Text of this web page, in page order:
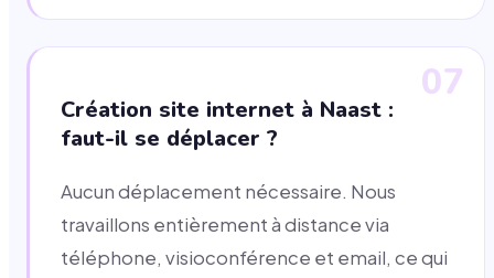
07
Création site internet à Naast :
faut-il se déplacer ?
Aucun déplacement nécessaire. Nous
travaillons entièrement à distance via
téléphone, visioconférence et email, ce qui